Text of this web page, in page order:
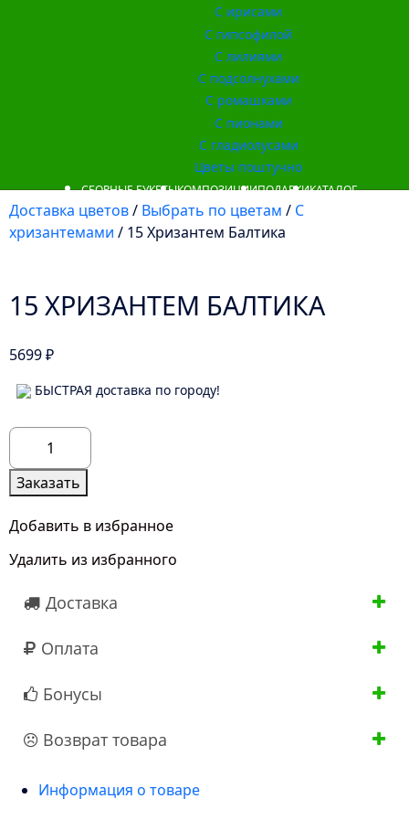
С ирисами
С гипсофилой
С лилиями
С подсолнухами
С ромашками
С пионами
С гладиолусами
Цветы поштучно
СБОРНЫЕ БУКЕТЫКОМПОЗИЦИИПОДАРКИКАТАЛОГ
Доставка цветов/ Выбрать по цветам / С
хризантемами / 15 Хризантем Балтика
15 ХРИЗАНТЕМ БАЛТИКА
5699₽
БЫСТРАЯ доставка по городу!
Количество
товара
15
Хризантем
Балтика
Заказать
Добавить в избранное
Удалить из избранного
Доставка
Оплата
Бонусы
Возврат товара
Информация о товаре